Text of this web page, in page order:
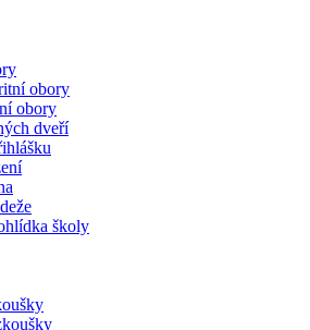
obory
obory
dveří
školy